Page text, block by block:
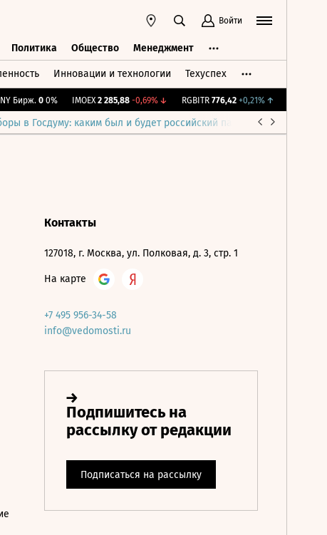
Войти
Политика Общество Менеджмент
Инновации и технологии Техуспех
Бирж. 0 0% IMOEX 2 285,88 -0,69%↓ RGBITR 776,42 +0,21%↑
в Госдуму: каким был и будет российский парламент
Контакты
127018, г. Москва, ул. Полковая, д. 3, стр. 1
На карте
+7 495 956-34-58
info@vedomosti.ru